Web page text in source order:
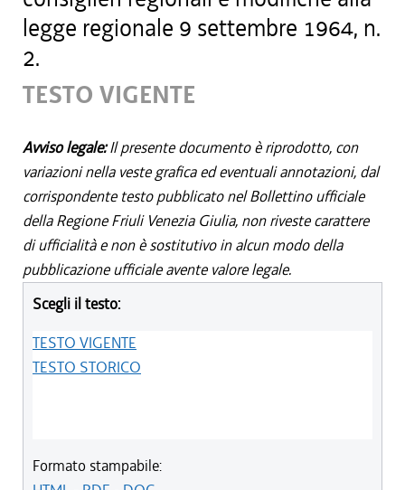
legge regionale 9 settembre 1964, n.
2.
TESTO VIGENTE
Avviso legale:Il presente documento è riprodotto, con
variazioni nella veste grafica ed eventuali annotazioni, dal
corrispondente testo pubblicato nel Bollettino ufficiale
della Regione Friuli Venezia Giulia, non riveste carattere
di ufficialità e non è sostitutivo in alcun modo della
pubblicazione ufficiale avente valore legale.
Scegli il testo:
TESTO VIGENTE
TESTO STORICO
Formato stampabile: